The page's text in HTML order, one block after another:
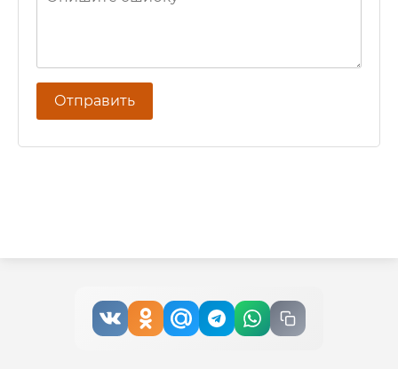
Отправить